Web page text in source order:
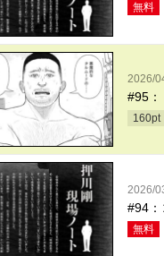
無料
2026/
#95
160pt
2026/
#94：
無料